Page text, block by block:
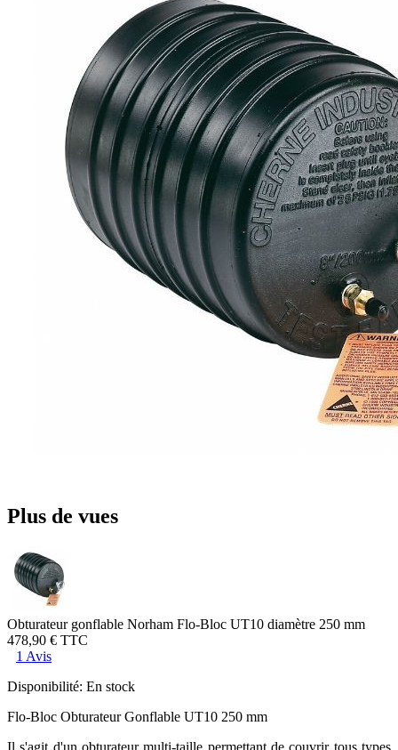
Plus de vues
Obturateur gonflable Norham Flo-Bloc UT10 diamètre 250 mm
478,90 € TTC
1 Avis
Disponibilité: En stock
Flo-Bloc Obturateur Gonflable UT10 250 mm
Il s'agit d'un obturateur multi-taille permettant de couvrir tous types